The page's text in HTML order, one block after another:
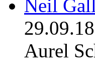
Neil Gall
29.09.18
Aurel